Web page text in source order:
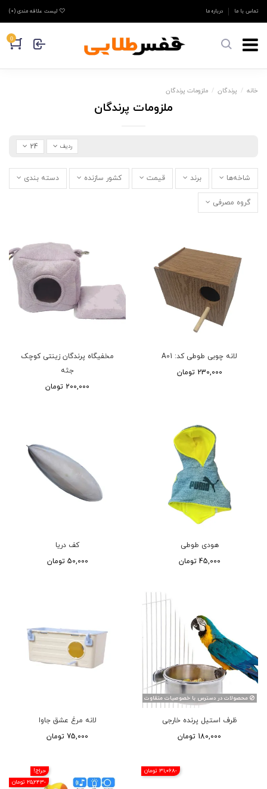
تماس با ما درباره ما لیست علاقه مندی (0
)
0
خانه پرندگان ملزومات پرندگان
ملزومات پرندگان
ردیف 24
شاخه‌ها برند قیمت کشور سازنده دسته بندی
گروه مصرفی
لانه چوبی طوطی کد: A01
230,000 تومان
مخفیگاه پرندگان زینتی کوچک
جثه
200,000 تومان
هودی طوطی
45,000 تومان
کف دریا
50,000 تومان
محصولات در دسترس با خصوصیات متقاوت
ظرف استیل پرنده خارجی
180,000 تومان
لانه مرغ عشق جاوا
75,000 تومان
-31,068 تومان
حراج!
-25,243 تومان